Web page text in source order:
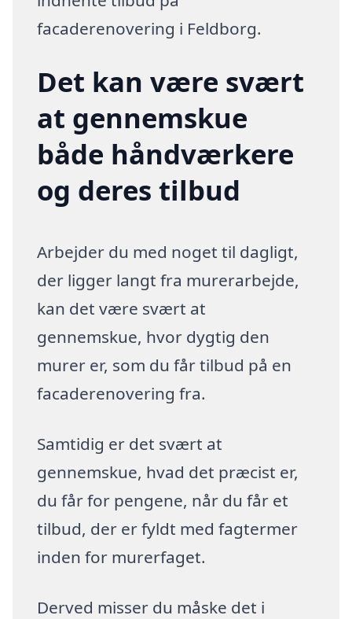
facaderenovering i Feldborg.
Det kan være svært
at gennemskue
både håndværkere
og deres tilbud
Arbejder du med noget til dagligt,
der ligger langt fra murerarbejde,
kan det være svært at
gennemskue, hvor dygtig den
murer er, som du får tilbud på en
facaderenovering fra.
Samtidig er det svært at
gennemskue, hvad det præcist er,
du får for pengene, når du får et
tilbud, der er fyldt med fagtermer
inden for murerfaget.
Derved misser du måske det i